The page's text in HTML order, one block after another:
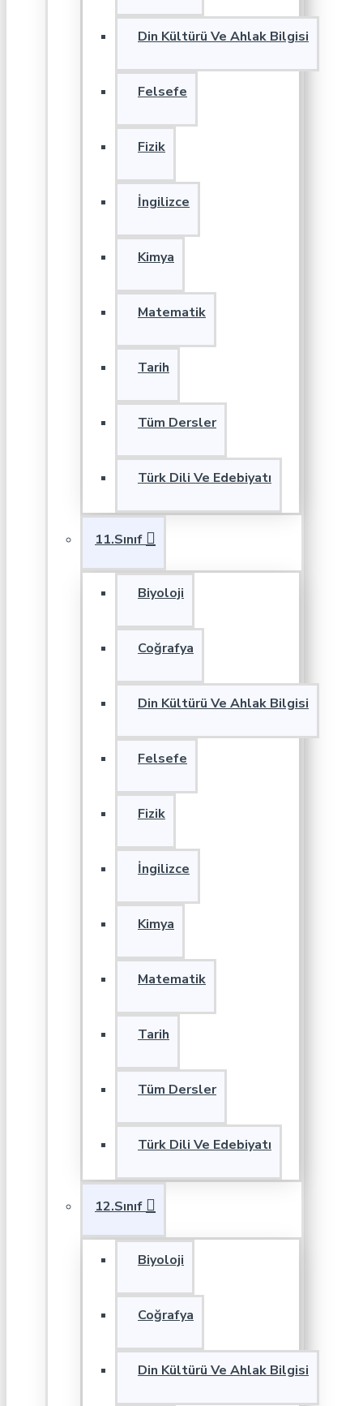
Din Kültürü Ve Ahlak Bilgisi
Felsefe
Fizik
İngilizce
Kimya
Matematik
Tarih
Tüm Dersler
Türk Dili Ve Edebiyatı
11.Sınıf
Biyoloji
Coğrafya
Din Kültürü Ve Ahlak Bilgisi
Felsefe
Fizik
İngilizce
Kimya
Matematik
Tarih
Tüm Dersler
Türk Dili Ve Edebiyatı
12.Sınıf
Biyoloji
Coğrafya
Din Kültürü Ve Ahlak Bilgisi